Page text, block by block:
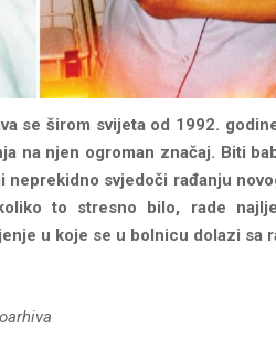
se širom svijeta od 1992.
na njen ogroman značaj. Biti
svjedoči rađanju
to stresno bilo, rade
u koje se u bolnicu dolazi sa